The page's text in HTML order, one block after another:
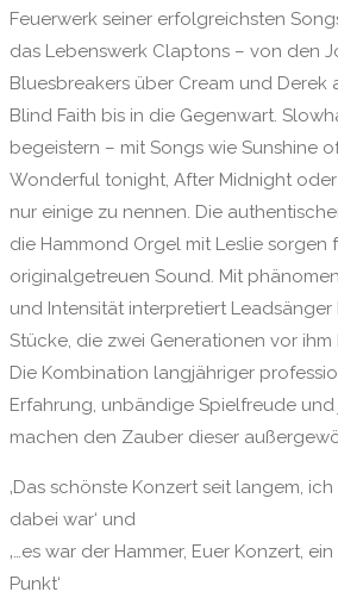
Feuerwerk seiner erfolgreichsten
das Lebenswerk Claptons – von den
Bluesbreakers über Cream und Derek
Blind Faith bis in die Gegenwart.
begeistern – mit Songs wie Sunshine
Wonderful tonight, After Midnight oder
nur einige zu nennen. Die
die Hammond Orgel mit Leslie sorgen
originalgetreuen Sound. Mit
und Intensität interpretiert Leadsänger
Stücke, die zwei Generationen vor
Die Kombination langjähriger
Erfahrung, unbändige Spielfreude
machen den Zauber dieser
‚Das schönste Konzert seit langem,
dabei war‘ und
‚…es war der Hammer, Euer Konzert,
Punkt‘